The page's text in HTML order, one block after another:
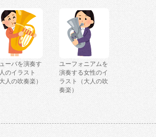
ーバを演奏す
のイラスト
大人の吹奏楽）
ユーフォニアムを
演奏する女性のイ
ラスト（大人の吹
奏楽）